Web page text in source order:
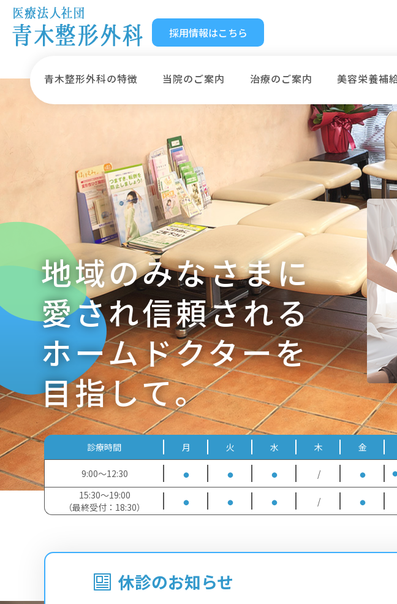
採用情報はこちら
青木整形外科の特徴 当院のご案内 治療のご案内 美容栄養補
地域のみなさまに
愛され信頼される
ホームドクターを
目指して。
COVID-19に対する当院
COVID-19（新型コロナウイルス）感染症に対
◆患者さま
① 発熱している方は内科の受診をお勧めします。
② 本人および付き添いの方もマスクの着用をお願いしています。
③ 診察の時間まで外出が可能です。
◆病院設備
① 受付には透明のシールドを張っています。
② ドアノブ・椅子・ベッドなどは定期的にアルコールや次亜塩素酸ナトリウムで
③ 適度に換気を行っています。
診療時間 月 火 水 木 金
9:00～12:30 /
15:30～19:00
（最終受付：18:30）
/
休診のお知らせ